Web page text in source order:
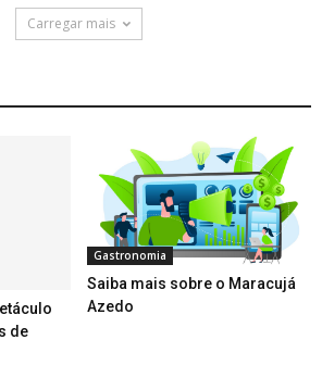
Carregar mais
de
Gastronomia
Saiba mais sobre o Maracujá
Azedo